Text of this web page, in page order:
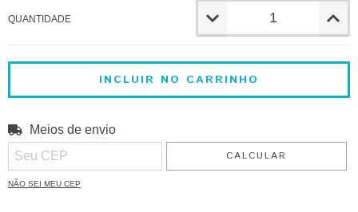
QUANTIDADE
Entregas para o CEP:
Meios de envio
CALCULAR
NÃO SEI MEU CEP